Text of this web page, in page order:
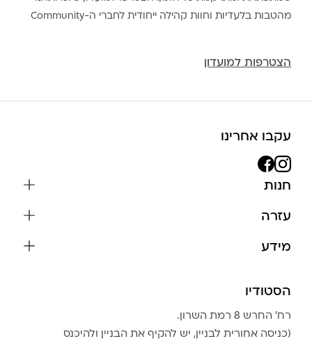
מהטבות בלעדיות וחוות קהילה ייחודית לחברי ה-Community
הצטרפות למועדון
עקבו אחרינו
חנות
צמידים
בגדים
אביזרים
גברים
עזרה
מידע
שמירה על התכשיטים
הצהרת נגישות
טבלת מידות טבעות
הסטודיו
רח׳ החרש 8 רמת השרון.
(כניסה אחורית לבניין, יש להקיף את הבניין ולהיכנס